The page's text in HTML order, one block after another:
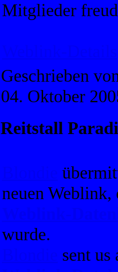
Mitglieder
Geschrieben
04. Oktober
Reitstall
neuen Weblink,
wurde.
sent